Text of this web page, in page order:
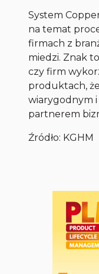
System
na temat
firmach z
miedzi. Znak
czy firm
produktach,
wiarygodnym
partnerem
Źródło: KGHM